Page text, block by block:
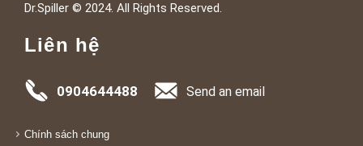
Dr.Spiller © 2024. All Rights Reserved.
Liên hệ
0904644488 Send an email
Chính sách chung